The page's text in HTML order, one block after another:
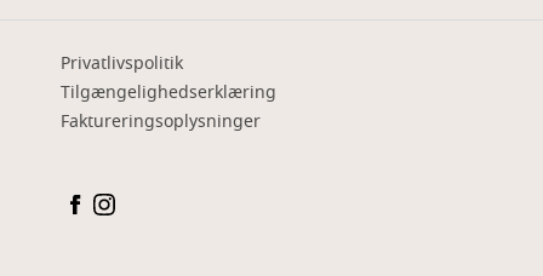
Privatlivspolitik
Tilgængelighedserklæring
Faktureringsoplysninger